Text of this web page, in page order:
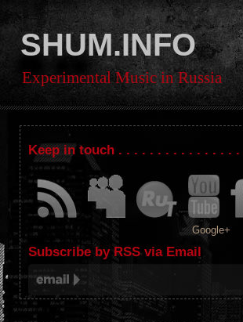
SHUM.INFO
Experimental Music in Russia
Keep in touch . . . . . . . . . . . . . . .
Google+
Subscribe by RSS via Email